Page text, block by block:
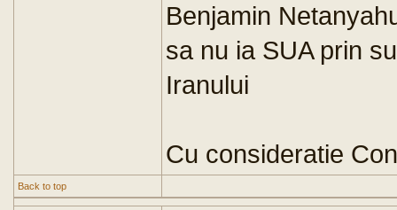
Benjamin
sa nu ia SUA prin
Iranului
Cu consideratie
Back to top